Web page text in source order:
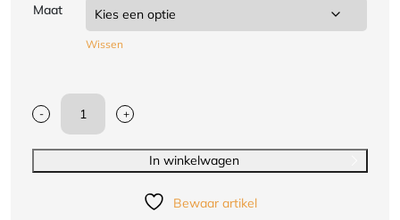
Maat
Wissen
-
STING
X
+
In winkelwagen
Bewaar artikel